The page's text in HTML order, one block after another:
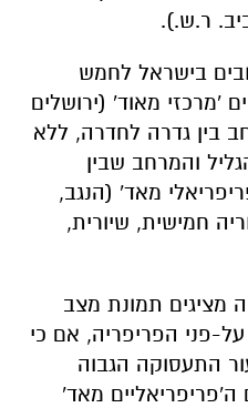
ר.ש.).
בישראל לחמש
'מרכזי מאוד' (ירושלים
בין גדרה לחדרה, ללא
והמרחב שבין
מאד' (הנגב,
חמישית, שיורית,
מציגים תמונת מצב
פני הפריפריה, אם כי
התעסוקה הגבוה
ה'פריפריאליים מאד'